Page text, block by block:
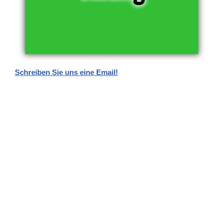
Schreiben Sie uns eine Email!